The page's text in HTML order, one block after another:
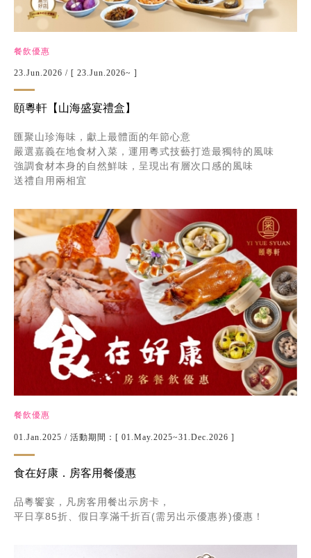
餐飲優惠
23.Jun.2026 / [ 23.Jun.2026~ ]
頤粵軒【山海盛宴禮盒】
匯聚山珍海味，獻上最體面的年節心意
嚴選嘉義在地食材入菜，運用粵式技藝打造最獨特的風味
強調食材本身的自然鮮味，呈現出有層次口感的風味
送禮自用兩相宜
餐飲優惠
01.Jan.2025 / 活動期間：[ 01.May.2025~31.Dec.2026 ]
食在好康．房客用餐優惠
品粵饗宴，凡房客用餐出示房卡，
平日享85折、假日享滿千折百(需另出示優惠券)優惠！